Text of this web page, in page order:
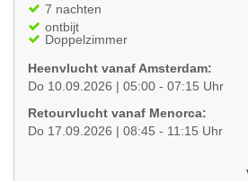
7 nachten
ontbijt
Doppelzimmer
Heenvlucht vanaf Amsterdam:
Do 10.09.2026 | 05:00 - 07:15 Uhr
Retourvlucht vanaf Menorca:
Do 17.09.2026 | 08:45 - 11:15 Uhr